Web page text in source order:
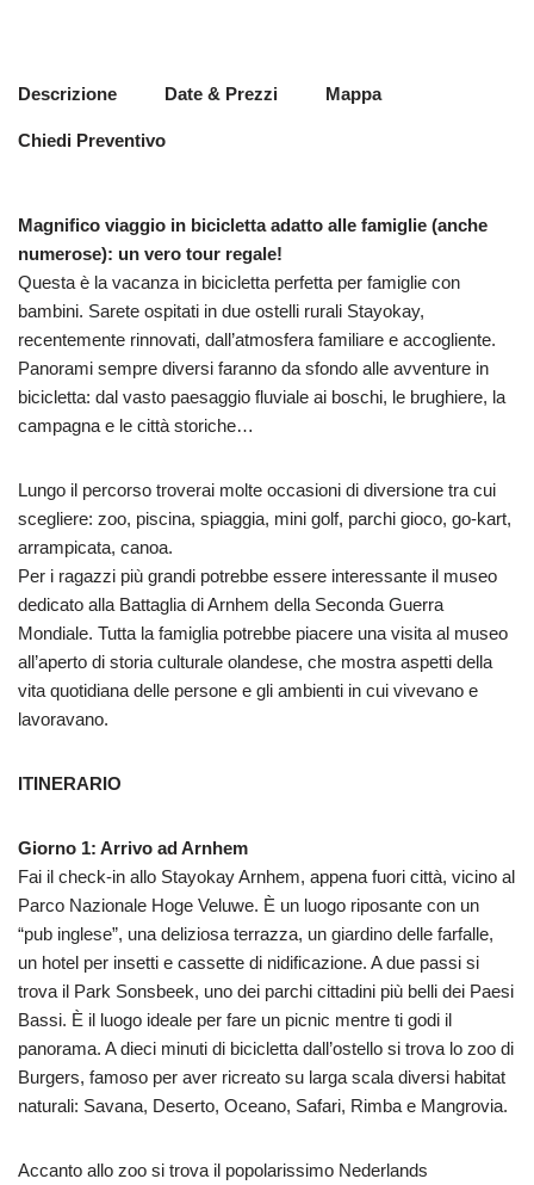
Descrizione Date & Prezzi Mappa
Chiedi Preventivo
Magnifico viaggio in bicicletta adatto alle famiglie (anche
numerose): un vero tour regale!
Questa è la vacanza in bicicletta perfetta per famiglie con
bambini. Sarete ospitati in due ostelli rurali Stayokay,
recentemente rinnovati, dall’atmosfera familiare e accogliente.
Panorami sempre diversi faranno da sfondo alle avventure in
bicicletta: dal vasto paesaggio fluviale ai boschi, le brughiere, la
campagna e le città storiche…
Lungo il percorso troverai molte occasioni di diversione tra cui
scegliere: zoo, piscina, spiaggia, mini golf, parchi gioco, go-kart,
arrampicata, canoa.
Per i ragazzi più grandi potrebbe essere interessante il museo
dedicato alla Battaglia di Arnhem della Seconda Guerra
Mondiale. Tutta la famiglia potrebbe piacere una visita al museo
all’aperto di storia culturale olandese, che mostra aspetti della
vita quotidiana delle persone e gli ambienti in cui vivevano e
lavoravano.
ITINERARIO
Giorno 1: Arrivo ad Arnhem
Fai il check-in allo Stayokay Arnhem, appena fuori città, vicino al
Parco Nazionale Hoge Veluwe. È un luogo riposante con un
“pub inglese”, una deliziosa terrazza, un giardino delle farfalle,
un hotel per insetti e cassette di nidificazione. A due passi si
trova il Park Sonsbeek, uno dei parchi cittadini più belli dei Paesi
Bassi. È il luogo ideale per fare un picnic mentre ti godi il
panorama. A dieci minuti di bicicletta dall’ostello si trova lo zoo di
Burgers, famoso per aver ricreato su larga scala diversi habitat
naturali: Savana, Deserto, Oceano, Safari, Rimba e Mangrovia.
Accanto allo zoo si trova il popolarissimo Nederlands